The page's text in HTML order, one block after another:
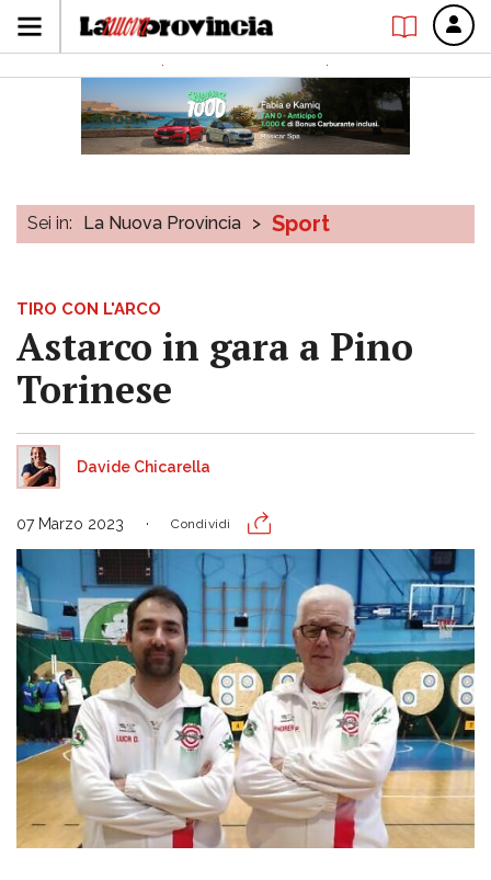
Sei in: La Nuova Provincia > Sport
TIRO CON L'ARCO
Astarco in gara a Pino
Torinese
Davide Chicarella
07 Marzo 2023 Condividi